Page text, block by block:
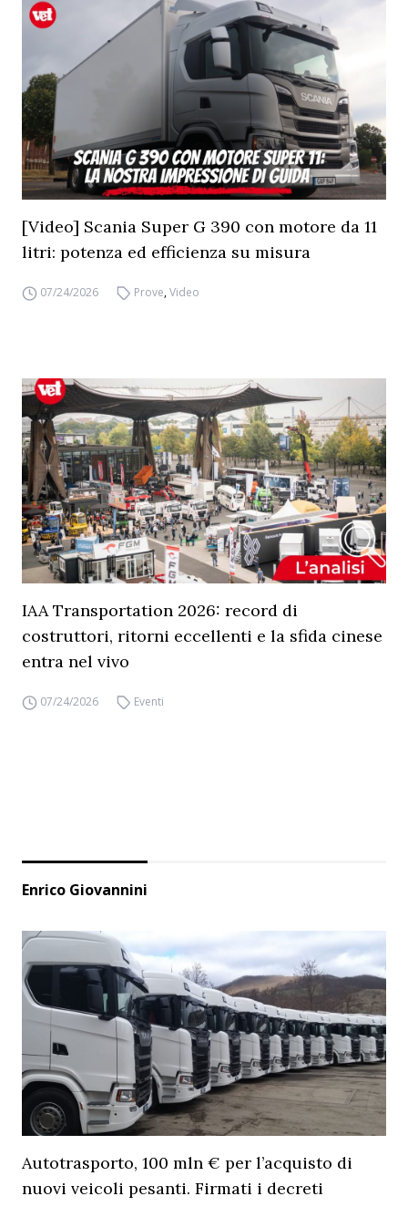
[Video] Scania Super G 390 con motore da 11
litri: potenza ed efficienza su misura
07/24/2026 Prove,Video
IAA Transportation 2026: record di
costruttori, ritorni eccellenti e la sfida cinese
entra nel vivo
07/24/2026 Eventi
Enrico Giovannini
Autotrasporto, 100 mln € per l’acquisto di
nuovi veicoli pesanti. Firmati i decreti